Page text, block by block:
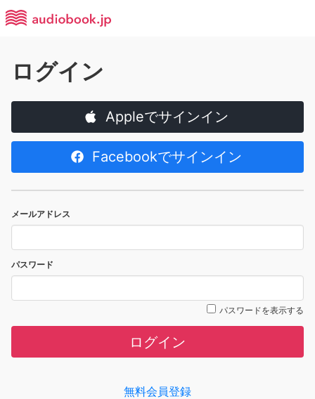
ログイン
Appleでサインイン
Facebookでサインイン
メールアドレス
パスワード
パスワードを表示する
ログイン
無料会員登録